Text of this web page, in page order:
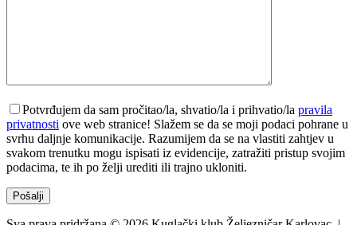
Potvrđujem da sam pročitao/la, shvatio/la i prihvatio/la pravila
privatnosti ove web stranice! Slažem se da se moji podaci pohrane u
svrhu daljnje komunikacije. Razumijem da se na vlastiti zahtjev u
svakom trenutku mogu ispisati iz evidencije, zatražiti pristup svojim
podacima, te ih po želji urediti ili trajno ukloniti.